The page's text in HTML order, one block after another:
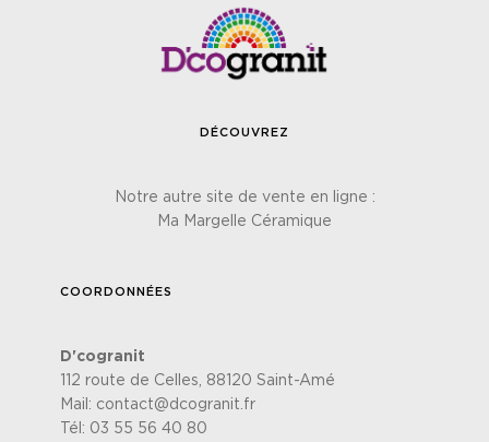
DÉCOUVREZ
Notre autre site de vente en ligne :
Ma Margelle Céramique
COORDONNÉES
D'cogranit
112 route de Celles, 88120 Saint-Amé
Mail: contact@dcogranit.fr
Tél: 03 55 56 40 80